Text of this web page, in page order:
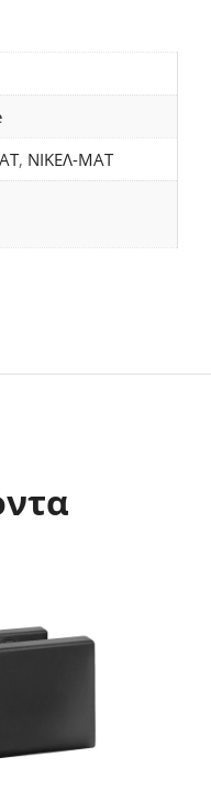
, ΝΙΚΕΛ-ΜΑΤ